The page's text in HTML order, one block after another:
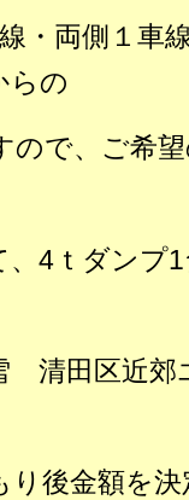
・両側１車
らの
ので、ご希
4ｔダンプ
清田区近郊
り後金額を